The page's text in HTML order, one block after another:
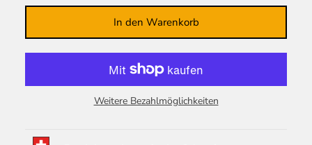
In den Warenkorb
Weitere Bezahlmöglichkeiten